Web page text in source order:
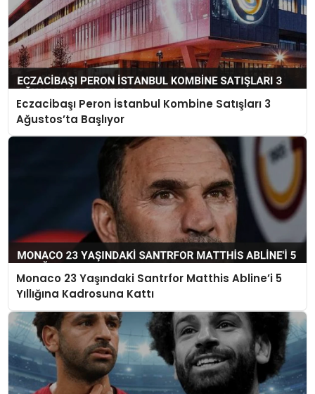
Eczacibaşı Peron İstanbul Kombine Satışları 3
Ağustos’ta Başlıyor
Monaco 23 Yaşındaki Santrfor Matthis Abline’i 5
Yıllığına Kadrosuna Kattı